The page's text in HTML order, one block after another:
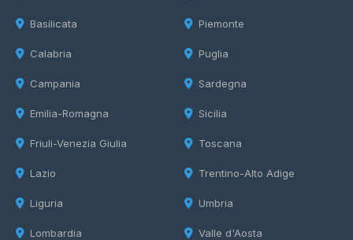
Basilicata
Calabria
Campania
Emilia-Romagna
Friuli-Venezia Giulia
Lazio
Liguria
Lombardia
Piemonte
Puglia
Sardegna
Sicilia
Toscana
Trentino-Alto Adige
Umbria
Valle d'Aosta